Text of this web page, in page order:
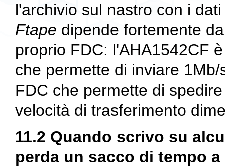
l'archivio sul nastro con i
Ftape dipende fortemente
proprio FDC: l'AHA1542CF
che permette di inviare
FDC che permette di
velocità di trasferimento
11.2 Quando scrivo su
perda un sacco di tempo